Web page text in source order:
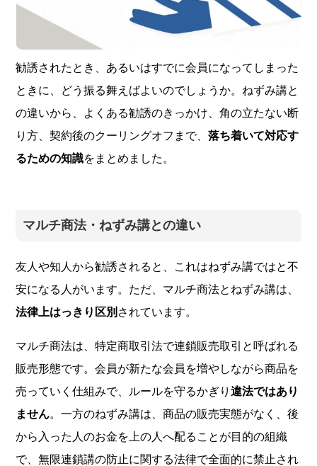
勧誘されたとき、あるいはすでに会員になってしまった
ときに、どう振る舞えばよいのでしょうか。ねずみ講と
の違いから、よくある勧誘のきっかけ、角の立たない断
り方、契約後のクーリングオフまで、落ち着いて対応す
るための知識をまとめました。
マルチ商法・ねずみ講との違い
友人や知人から勧誘されると、これはねずみ講ではと不
安になる人がいます。ただ、マルチ商法とねずみ講は、
法律上はっきり区別 されています。
マルチ商法は、特定商取引法で連鎖販売取引と呼ばれる
販売形態です。会員が新たな会員を増やしながら商品を
売っていく仕組みで、ルールを守るかぎり違法ではあり
ません。一方のねずみ講は、商品の販売実態がなく、後
から入った人のお金を上の人へ配ることが目的の組織
で、無限連鎖講の防止に関する法律で全面的に禁止され